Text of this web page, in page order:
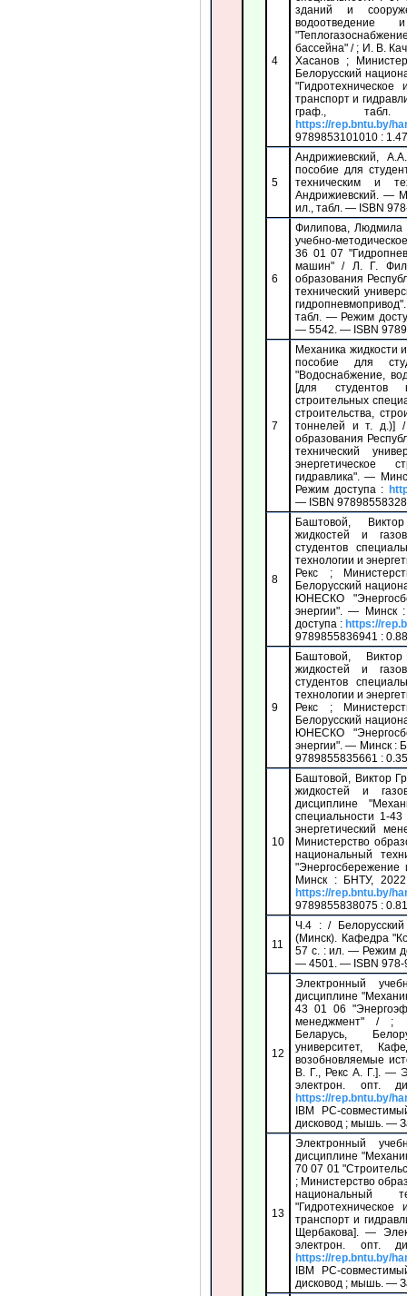
4
зданий и
бассейна" / ; И. В.
Хасанов ;
Белорусский
"Гидротехническое
транспорт и
граф.,
https://rep.bntu.by/
9789853101010 :
5
Андрижиевский,
пособие для
техническим и
Андрижиевский. —
ил., табл. — ISBN
6
Филипова, Людмила
учебно-
36 01 07
машин" / Л. Г.
образования
технический
табл. — Режим
— 5542. — ISBN
7
Механика жидкости
пособие для
"Водоснабжение,
[для студентов
строительных
строительства,
тоннелей и т. д.)]
образования
технический
энергетическое
гидравлика". —
Режим доступа :
— ISBN
8
Баштовой,
жидкостей и
студентов
технологии и
Рекс ;
Белорусский
ЮНЕСКО
энергии". —
доступа : https://
9789855836941 :
9
Баштовой,
жидкостей и
студентов
технологии и
Рекс ;
Белорусский
ЮНЕСКО
энергии". — Минск :
9789855835661 :
10
Баштовой, Виктор
жидкостей и
дисциплине
специальности 1-
энергетический
Министерство
национальный
"Энергосбережение
Минск : БНТУ,
https://rep.bntu.by/
9789855838075 :
11
Ч.4 : / Белорусский
(Минск). Кафедра
57 с. : ил. — Режим
— 4501. — ISBN 978-
12
Электронный
дисциплине
43 01 06
менеджмент" / ;
Беларусь,
университет,
возобновляемые
В. Г., Рекс А. Г.]. —
электрон. опт.
https://rep.bntu.by/
IBM PC-
дисковод ; мышь. —
13
Электронный
дисциплине
70 07 01
; Министерство
национальный
"Гидротехническое
транспорт и
Щербакова]. —
электрон. опт.
https://rep.bntu.by/
IBM PC-
дисковод ; мышь. —